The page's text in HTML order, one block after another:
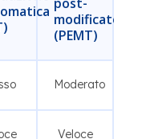
modificato
(PEMT)
Moderato
Veloce